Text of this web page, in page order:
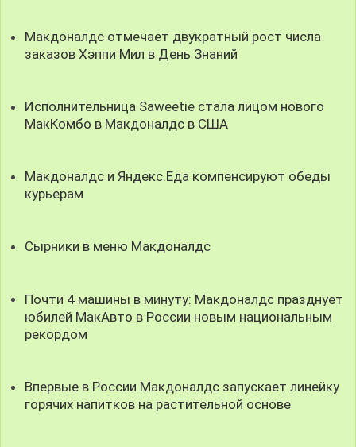
Макдоналдс отмечает двукратный рост числа
заказов Хэппи Мил в День Знаний
Исполнительница Saweetie стала лицом нового
МакКомбо в Макдоналдс в США
Макдоналдс и Яндекс.Еда компенсируют обеды
курьерам
Сырники в меню Макдоналдс
Почти 4 машины в минуту: Макдоналдс празднует
юбилей МакАвто в России новым национальным
рекордом
Впервые в России Макдоналдс запускает линейку
горячих напитков на растительной основе